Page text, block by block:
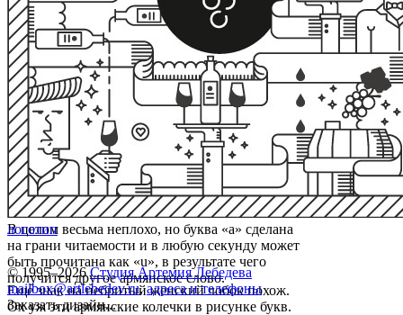
В целом весьма неплохо, но буква «а» сделана
на грани читаемости и в любую секунду может
быть прочитана как «u», в результате чего
получится другое армянское слово.
Еще знак на небритый женский лобок похож.
Ох уж эти армянские колечки в рисунке букв.
логотип
© 1995–2026 Студия Артемия Лебедева
mailbox@artlebedev.ru, адреса и телефоны
Заказать дизайн...